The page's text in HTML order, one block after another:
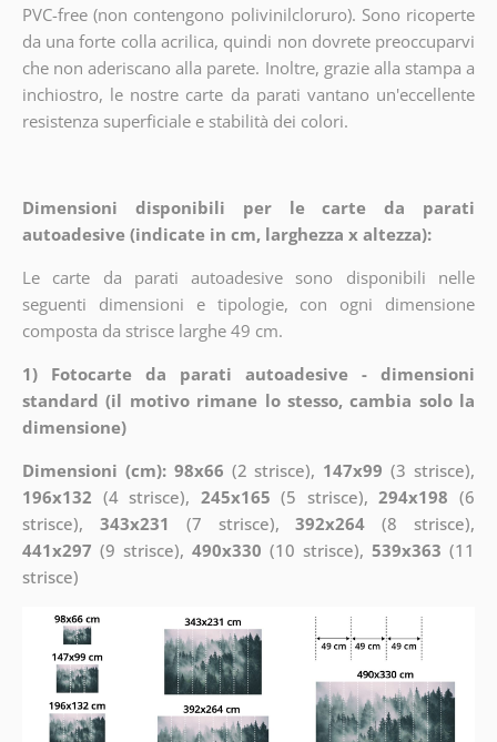
PVC-free (non contengono polivinilcloruro). Sono ricoperte
da una forte colla acrilica, quindi non dovrete preoccuparvi
che non aderiscano alla parete. Inoltre, grazie alla stampa a
inchiostro, le nostre carte da parati vantano un'eccellente
resistenza superficiale e stabilità dei colori.
Dimensioni disponibili per le carte da parati
autoadesive (indicate in cm, larghezza x altezza):
Le carte da parati autoadesive sono disponibili nelle
seguenti dimensioni e tipologie, con ogni dimensione
composta da strisce larghe 49 cm.
1) Fotocarte da parati autoadesive - dimensioni
standard (il motivo rimane lo stesso, cambia solo la
dimensione)
Dimensioni (cm): 98x66 (2 strisce), 147x99 (3 strisce),
196x132 (4 strisce), 245x165 (5 strisce),294x198 (6
strisce), 343x231 (7 strisce),392x264 (8 strisce),
441x297 (9 strisce), 490x330 (10 strisce),539x363 (11
strisce)